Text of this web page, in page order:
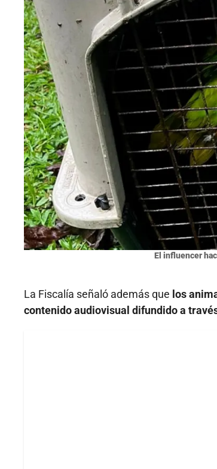
El influencer
La Fiscalía señaló además que los
contenido audiovisual difundido a